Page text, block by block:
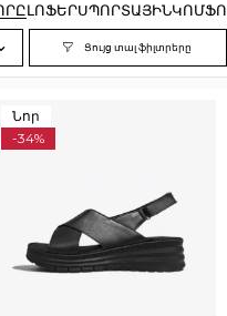
ԼՈՖԵՐՍՊՈՐՏԱՅԻՆ
Նոր
-34%